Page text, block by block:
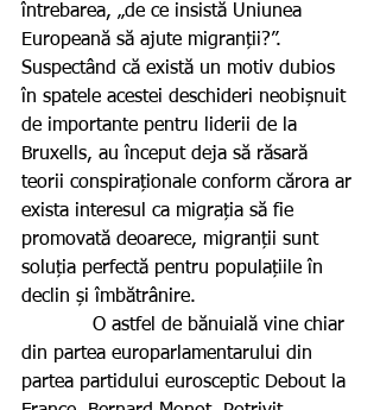
întrebarea, „de ce insistă Uniunea
Europeană să ajute migranții?”.
Suspectând că există un motiv dubios
în spatele acestei deschideri neobișnuit
de importante pentru liderii de la
Bruxells, au început deja să răsară
teorii conspiraționale conform cărora ar
exista interesul ca migrația să fie
promovată deoarece, migranții sunt
soluția perfectă pentru populațiile în
declin și îmbătrânire.
din partea europarlamentarului din
partea partidului eurosceptic Debout la